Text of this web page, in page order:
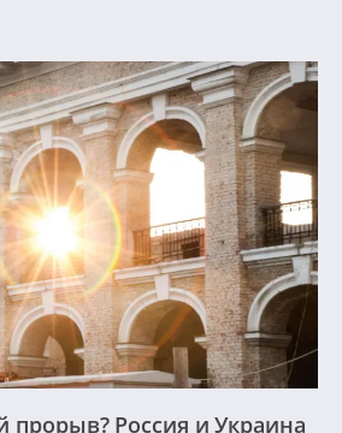
прорыв? Россия и Украина